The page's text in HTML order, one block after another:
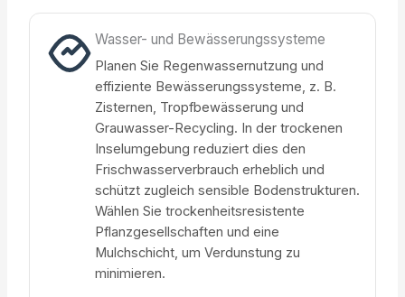
Wasser- und Bewässerungssysteme
Planen Sie Regenwassernutzung und
effiziente Bewässerungssysteme, z. B.
Zisternen, Tropfbewässerung und
Grauwasser-Recycling. In der trockenen
Inselumgebung reduziert dies den
Frischwasserverbrauch erheblich und
schützt zugleich sensible Bodenstrukturen.
Wählen Sie trockenheitsresistente
Pflanzgesellschaften und eine
Mulchschicht, um Verdunstung zu
minimieren.